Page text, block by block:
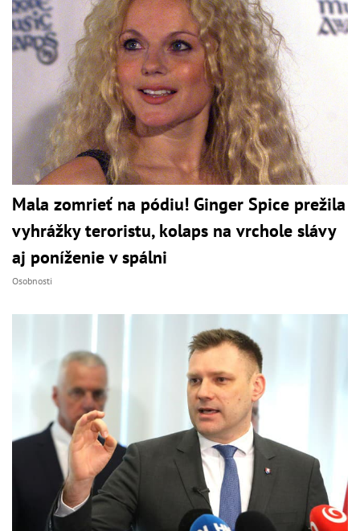
Mala zomrieť na pódiu! Ginger Spice prežila
vyhrážky teroristu, kolaps na vrchole slávy
aj poníženie v spálni
Osobnosti